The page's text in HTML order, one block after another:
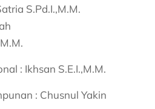
S.Pd.I.,M.M.
: Ikhsan S.E.I.,M.M.
: Chusnul Yakin